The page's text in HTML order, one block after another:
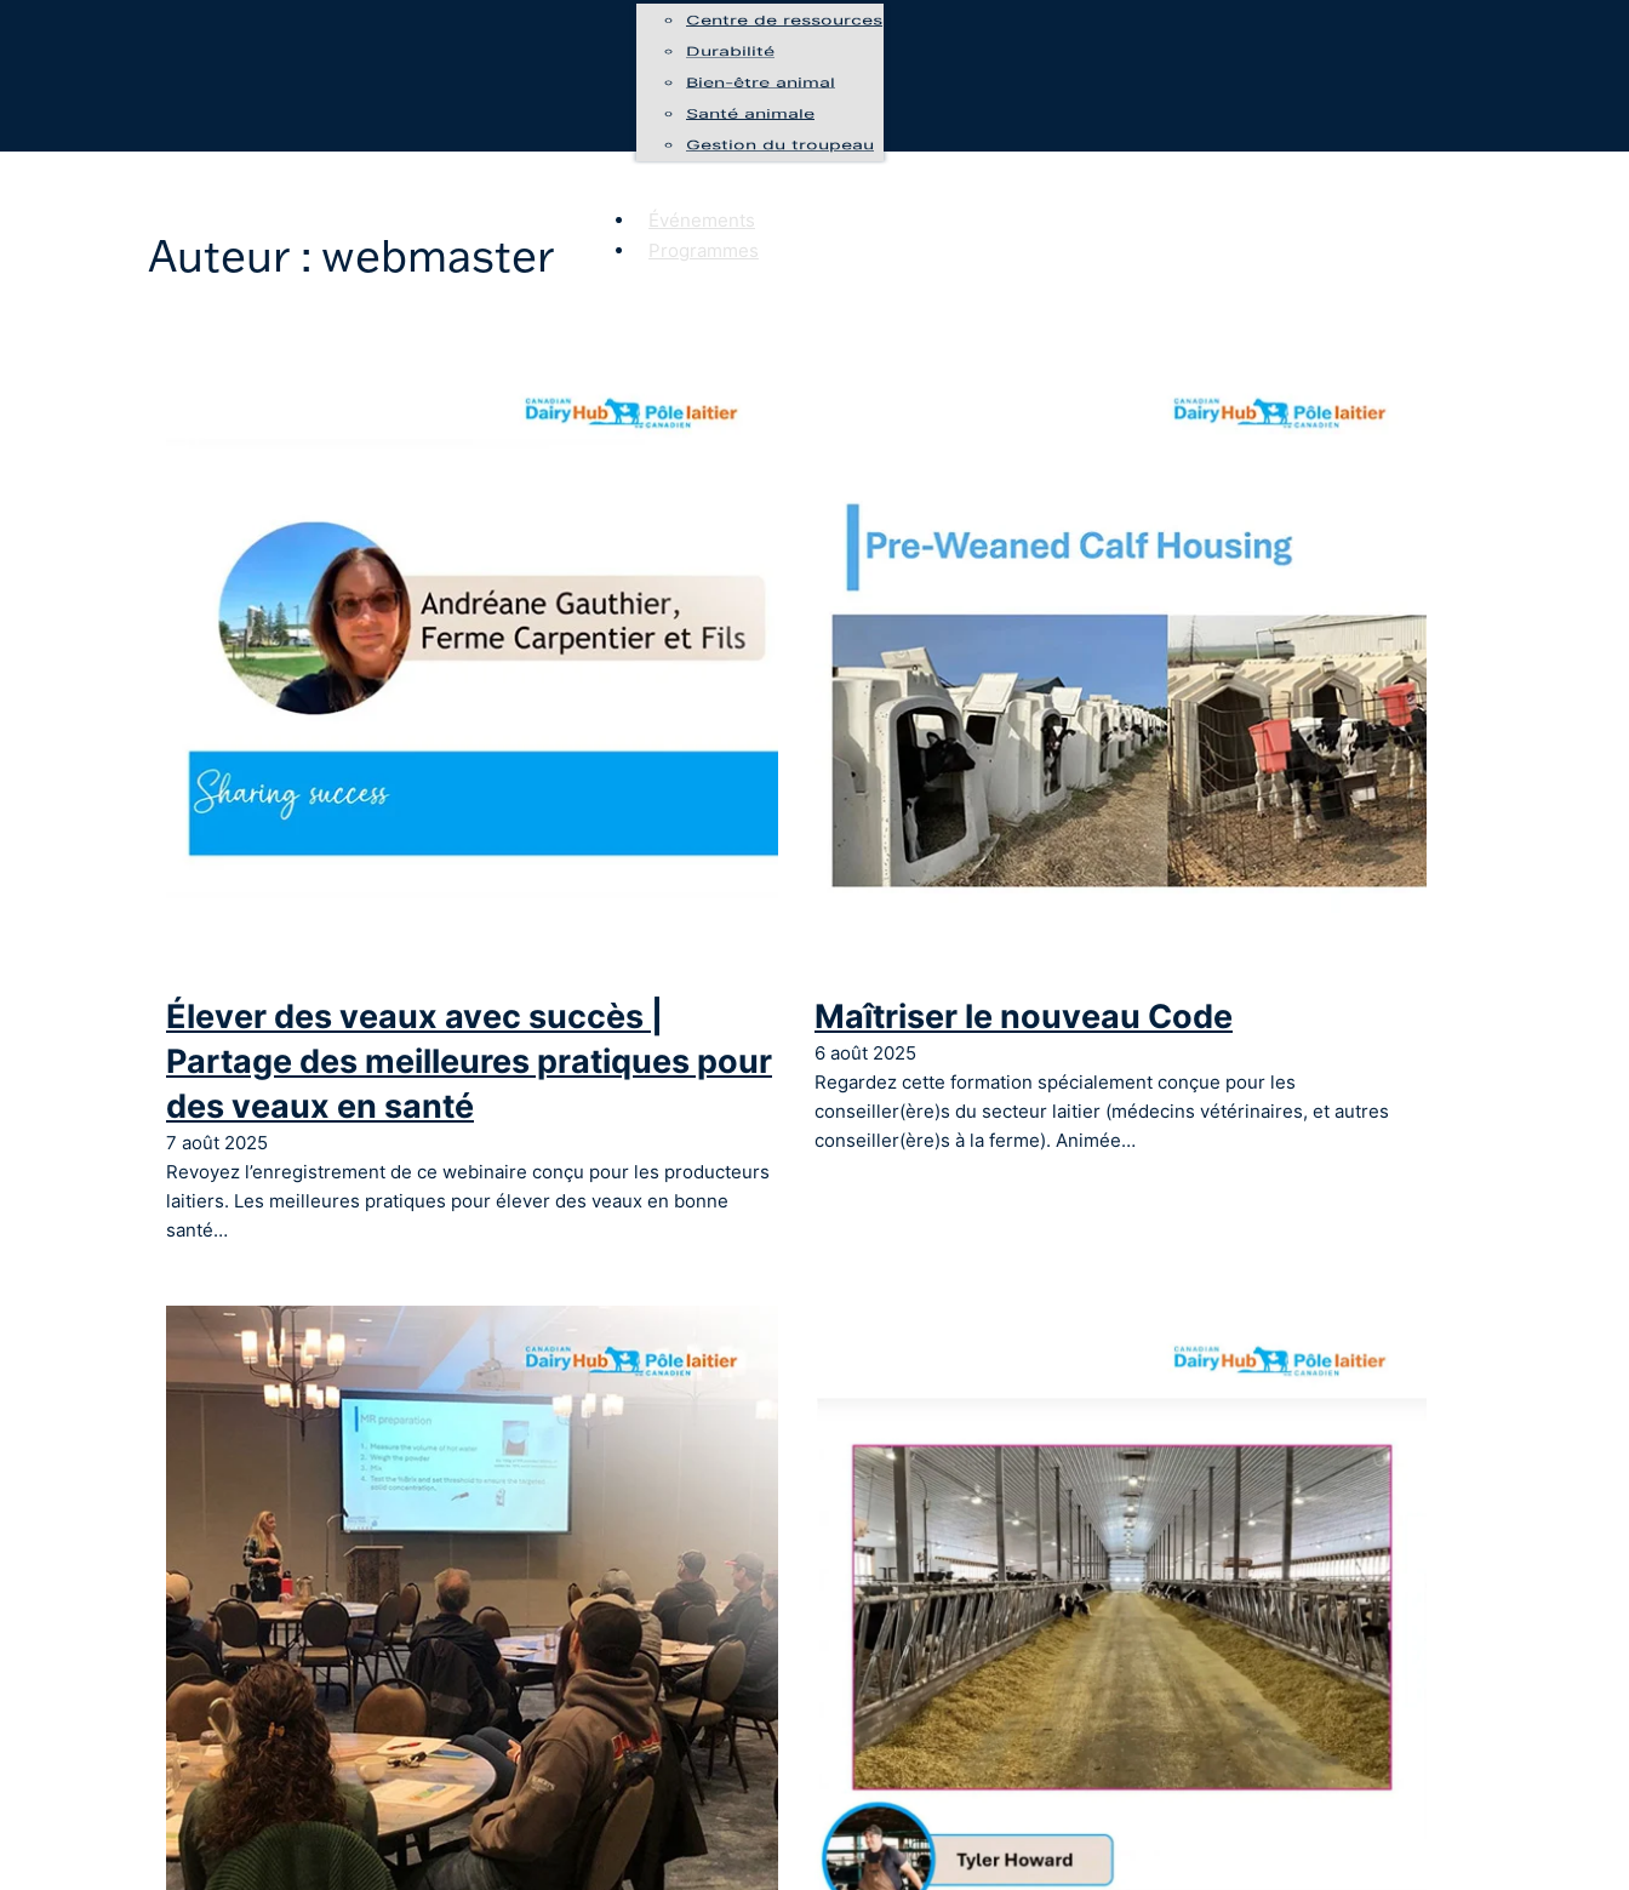
Centre de ressources
Durabilité
Bien-être animal
Santé animale
Gestion du troupeau
Événements
Programmes
Auteur : webmaster
Élever des veaux avec succès |
Partage des meilleures pratiques pour
des veaux en santé
7 août 2025
Revoyez l’enregistrement de ce webinaire conçu pour les producteurs
laitiers. Les meilleures pratiques pour élever des veaux en bonne
santé…
Maîtriser le nouveau Code
6 août 2025
Regardez cette formation spécialement conçue pour les
conseiller(ère)s du secteur laitier (médecins vétérinaires, et autres
conseiller(ère)s à la ferme). Animée…